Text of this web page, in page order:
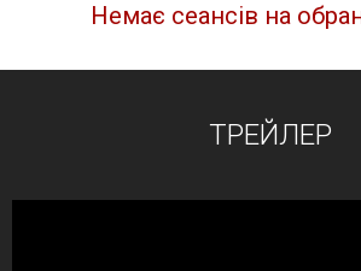
Немає сеансів на
ТРЕЙЛЕР